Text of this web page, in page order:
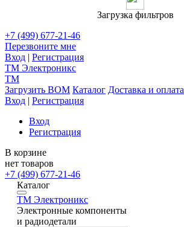
Загрузка фильтров
+7 (499) 677-21-46
Перезвоните мне
Вход | Регистрация
TM Электроникс
TM
Загрузить BOM Каталог Доставка и оплата
Вход | Регистрация
Вход
Регистрация
В корзине
нет товаров
+7 (499) 677-21-46
Каталог
TM Электроникс
Электронные компоненты
и радиодетали